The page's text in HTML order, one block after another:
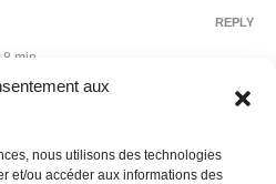
aux
nous utilisons des technologies
et/ou accéder aux informations des
min
Londres ! Et ton fils n’a pas
REPLY